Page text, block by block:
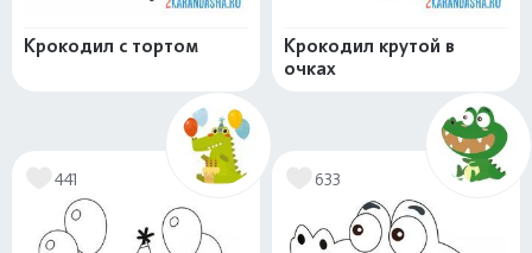
Крокодил с тортом
Крокодил крутой в
очках
441 633